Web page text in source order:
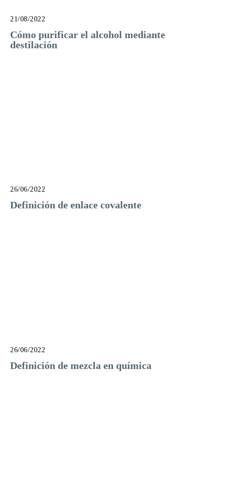
21/08/2022
Cómo purificar el alcohol mediante
destilación
26/06/2022
Definición de enlace covalente
26/06/2022
Definición de mezcla en química